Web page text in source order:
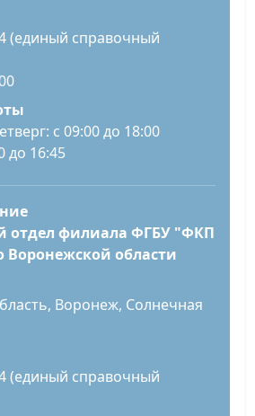
(единый справочный
с 09:00 до 18:00
до 16:45
отдел филиала ФГБУ "ФКП
Воронежской области
Воронеж, Солнечная
(единый справочный